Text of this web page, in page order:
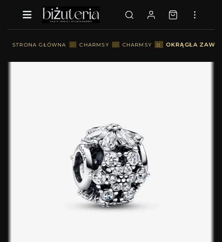
STRONA GŁÓWNA :: CHARMSY :: CHARMSY :: OKRĄGŁA